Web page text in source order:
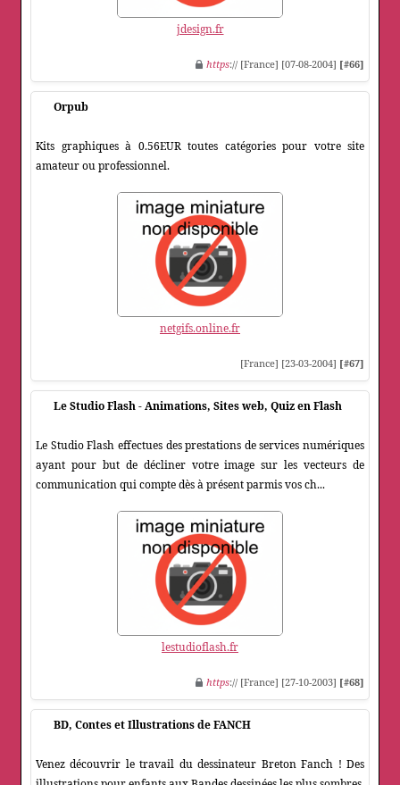
jdesign.fr
https:// [France] [07-08-2004] [#66]
Orpub
Kits graphiques à 0.56EUR toutes catégories pour votre site
amateur ou professionnel.
netgifs.online.fr
[France] [23-03-2004] [#67]
Le Studio Flash - Animations, Sites web, Quiz en Flash
Le Studio Flash effectues des prestations de services numériques
ayant pour but de décliner votre image sur les vecteurs de
communication qui compte dès à présent parmis vos ch...
lestudioflash.fr
https:// [France] [27-10-2003] [#68]
BD, Contes et Illustrations de FANCH
Venez découvrir le travail du dessinateur Breton Fanch ! Des